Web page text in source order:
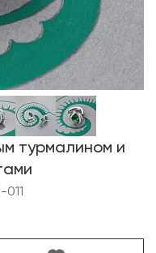
турмалином и